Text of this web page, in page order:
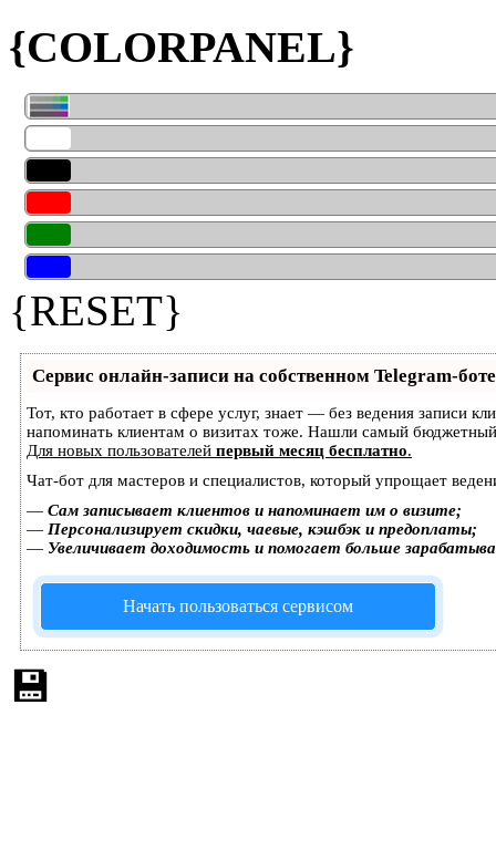
{COLORPANEL}
{RESET}
Сервис онлайн-записи на собственном Telegram-боте
Тот, кто работает в сфере услуг, знает — без ведения записи
напоминать клиентам о визитах тоже. Нашли самый
Для новых пользователей первый месяц бесплатно.
Чат-бот для мастеров и специалистов, который упрощает
— Сам записывает клиентов и напоминает им о визите;
— Персонализирует скидки, чаевые, кэшбэк и предоплаты;
— Увеличивает доходимость и помогает больше
Начать пользоваться сервисом
💾